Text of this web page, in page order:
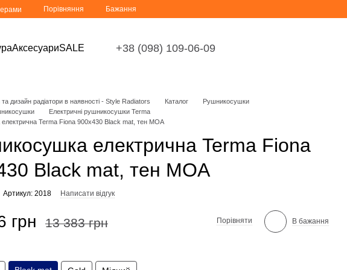
Порівняння Бажання
АксесуариSALE +38 (098) 109-06-09
дизайн радіатори в наявності - Style Radiators Каталог
Рушникосушки
Електричні рушникосушки Terma
Terma Fiona 900x430 Black mat, тен MOA
електрична Terma Fiona
Black mat, тен MOA
Артикул: 2018 Написати відгук
грн 13 383 грн Порівняти В бажання